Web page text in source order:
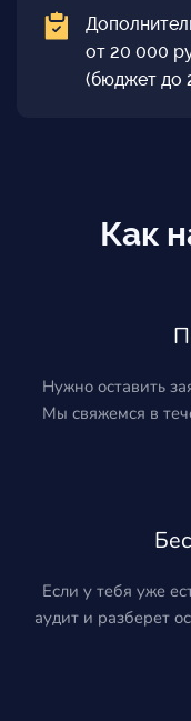
от 20 000
(бюджет до
Как
Нужно оставить
Мы свяжемся в
Если у тебя уже
аудит и разберет